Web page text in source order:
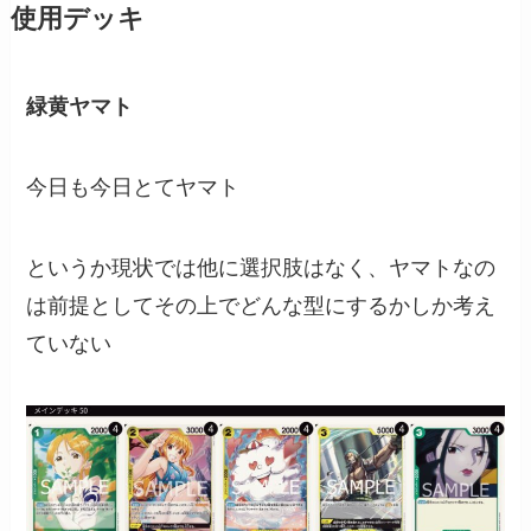
使用デッキ
緑黄ヤマト
今日も今日とてヤマト
というか現状では他に選択肢はなく、ヤマトなの
は前提としてその上でどんな型にするかしか考え
ていない